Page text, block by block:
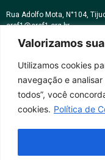
Valorizamos
Utilizamos cookies
navegação e
todos”, você
cookies. Política de
Rua Adolfo Mota, N°104,
cref1@cref1.org.br
Assessoria de
Horários de
Whatsapp: (21) 2569-2398